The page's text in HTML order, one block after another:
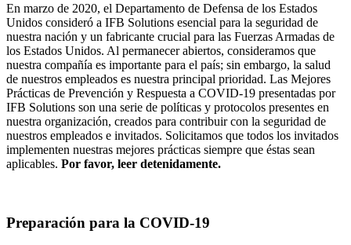
En marzo de 2020, el Departamento de Defensa de los Estados
Unidos consideró a IFB Solutions esencial para la seguridad de
nuestra nación y un fabricante crucial para las Fuerzas Armadas de
los Estados Unidos. Al permanecer abiertos, consideramos que
nuestra compañía es importante para el país; sin embargo, la salud
de nuestros empleados es nuestra principal prioridad. Las Mejores
Prácticas de Prevención y Respuesta a COVID-19 presentadas por
IFB Solutions son una serie de políticas y protocolos presentes en
nuestra organización, creados para contribuir con la seguridad de
nuestros empleados e invitados. Solicitamos que todos los invitados
implementen nuestras mejores prácticas siempre que éstas sean
aplicables. Por favor, leer detenidamente.
Preparación para la COVID-19